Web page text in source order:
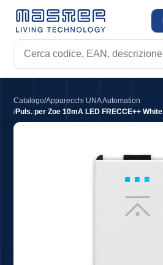
Cerca
EAN,
o
tag
Catalogo/Apparecchi UNA Automation
/Puls. per Zoe 10mA LED FRECCE++ White